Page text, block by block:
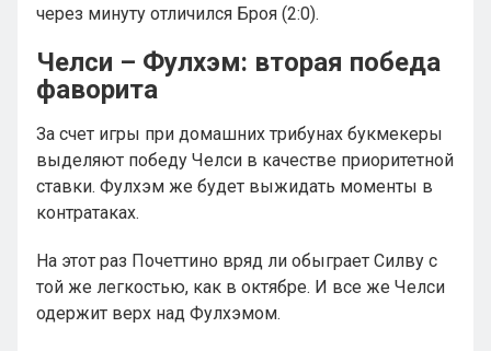
через минуту отличился Броя (2:0).
Челси – Фулхэм: вторая победа
фаворита
За счет игры при домашних трибунах букмекеры
выделяют победу Челси в качестве приоритетной
ставки. Фулхэм же будет выжидать моменты в
контратаках.
На этот раз Почеттино вряд ли обыграет Силву с
той же легкостью, как в октябре. И все же Челси
одержит верх над Фулхэмом.